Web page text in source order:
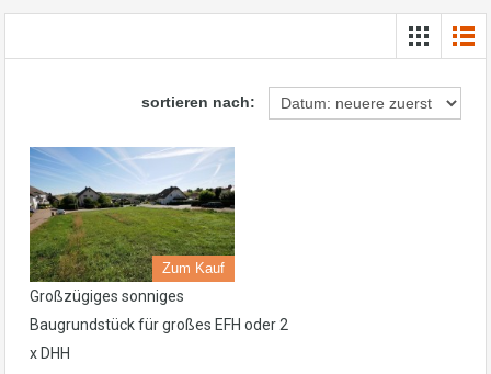
sortieren nach:
Zum Kauf
Großzügiges sonniges
Baugrundstück für großes EFH oder 2
x DHH